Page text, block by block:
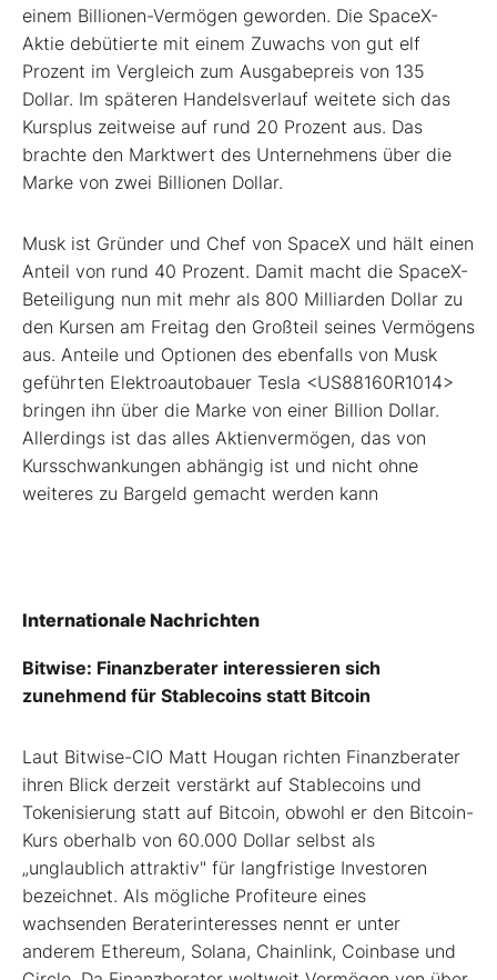
einem Billionen-Vermögen geworden. Die SpaceX-
Aktie debütierte mit einem Zuwachs von gut elf
Prozent im Vergleich zum Ausgabepreis von 135
Dollar. Im späteren Handelsverlauf weitete sich das
Kursplus zeitweise auf rund 20 Prozent aus. Das
brachte den Marktwert des Unternehmens über die
Marke von zwei Billionen Dollar.
Musk ist Gründer und Chef von SpaceX und hält einen
Anteil von rund 40 Prozent. Damit macht die SpaceX-
Beteiligung nun mit mehr als 800 Milliarden Dollar zu
den Kursen am Freitag den Großteil seines Vermögens
aus. Anteile und Optionen des ebenfalls von Musk
geführten Elektroautobauer Tesla <US88160R1014>
bringen ihn über die Marke von einer Billion Dollar.
Allerdings ist das alles Aktienvermögen, das von
Kursschwankungen abhängig ist und nicht ohne
weiteres zu Bargeld gemacht werden kann
Internationale Nachrichten
Bitwise: Finanzberater interessieren sich
zunehmend für Stablecoins statt Bitcoin
Laut Bitwise-CIO Matt Hougan richten Finanzberater
ihren Blick derzeit verstärkt auf Stablecoins und
Tokenisierung statt auf Bitcoin, obwohl er den Bitcoin-
Kurs oberhalb von 60.000 Dollar selbst als
„unglaublich attraktiv" für langfristige Investoren
bezeichnet. Als mögliche Profiteure eines
wachsenden Beraterinteresses nennt er unter
anderem Ethereum, Solana, Chainlink, Coinbase und